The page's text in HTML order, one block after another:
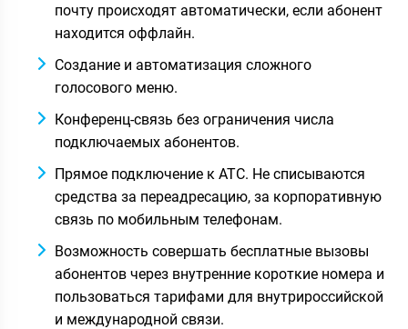
почту происходят автоматически, если абонент
находится оффлайн.
Создание и автоматизация сложного
голосового меню.
Конференц-связь без ограничения числа
подключаемых абонентов.
Прямое подключение к АТС. Не списываются
средства за переадресацию, за корпоративную
связь по мобильным телефонам.
Возможность совершать бесплатные вызовы
абонентов через внутренние короткие номера и
пользоваться тарифами для внутрироссийской
и международной связи.